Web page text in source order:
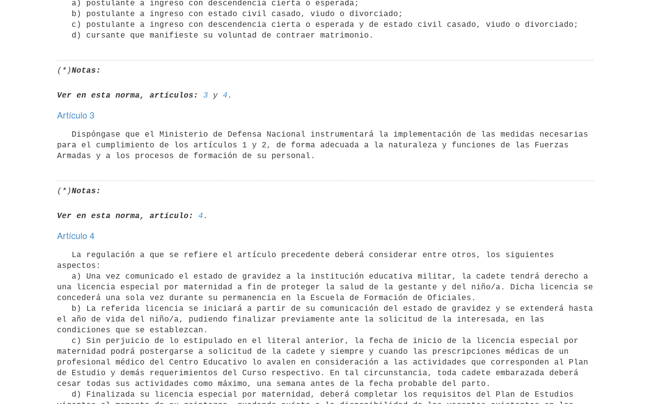
(*)Notas:
Ver en esta norma, artículos: 3 y 4
Artículo 3
para el cumplimiento de los artículos 1 y 2, de forma adecuada a la naturaleza y funciones de las Fuerzas
(*)Notas:
Ver en esta norma, artículo: 4
Artículo 4
aspectos:
una licencia especial por maternidad a fin de proteger la salud de la gestante y del niño/a. Dicha licencia se
concederá una sola vez durante su permanencia en la Escuela de Formación de Oficiales.
el año de vida del niño/a, pudiendo finalizar previamente ante la solicitud de la interesada, en las
condiciones que se establezcan.
maternidad podrá postergarse a solicitud de la cadete y siempre y cuando las prescripciones médicas de un
profesional médico del Centro Educativo lo avalen en consideración a las actividades que corresponden al Plan
de Estudio y demás requerimientos del Curso respectivo. En tal circunstancia, toda cadete embarazada deberá
cesar todas sus actividades como máximo, una semana antes de la fecha probable del parto.